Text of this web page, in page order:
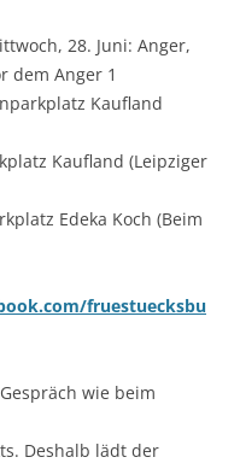
28. Juni: Anger,
dem Anger 1
Kaufland
Kaufland (Leipziger
Edeka Koch (Beim
fruestuecksbu
wie beim
Deshalb lädt der